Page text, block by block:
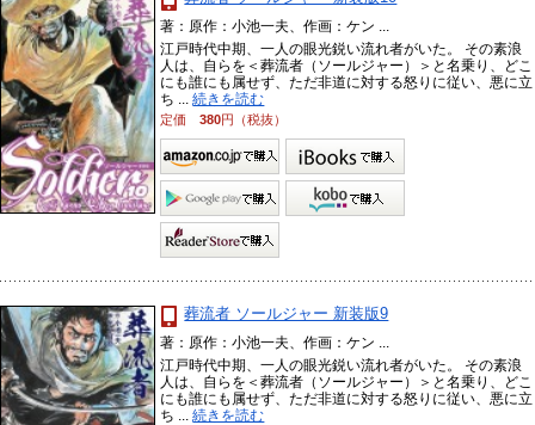
著：原作：小池一夫、作画：ケン ...
江戸時代中期、一人の眼光鋭い流れ者がいた。 その素浪
人は、自らを＜葬流者（ソールジャー）＞と名乗り、どこ
にも誰にも属せず、ただ非道に対する怒りに従い、悪に立
ち ...続きを読む
定価380円（税抜）
葬流者 ソールジャー 新装版9
著：原作：小池一夫、作画：ケン ...
江戸時代中期、一人の眼光鋭い流れ者がいた。 その素浪
人は、自らを＜葬流者（ソールジャー）＞と名乗り、どこ
にも誰にも属せず、ただ非道に対する怒りに従い、悪に立
ち ...続きを読む